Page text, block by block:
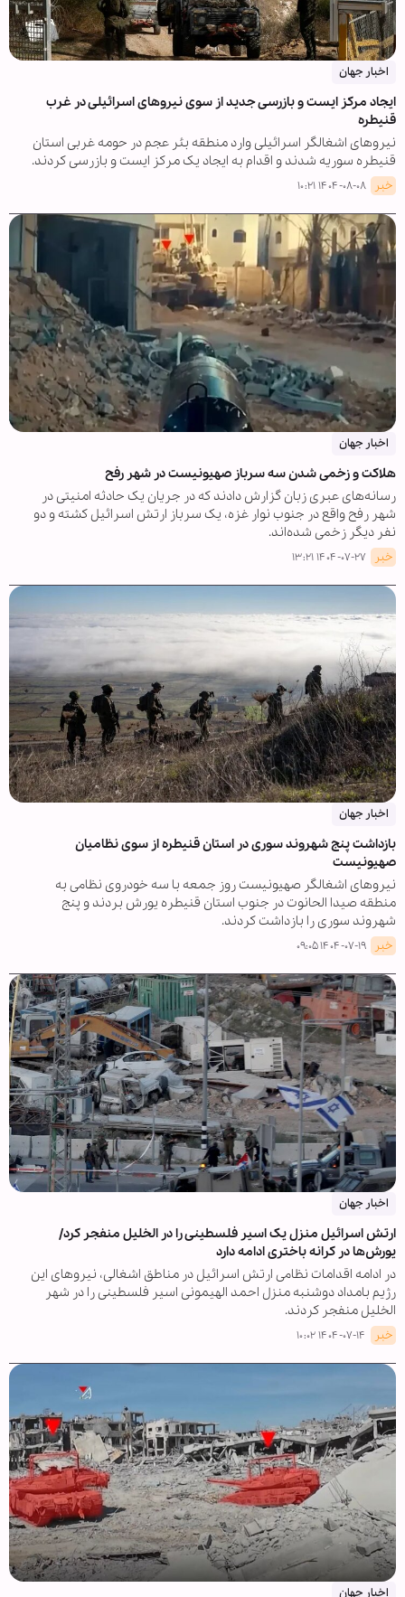
اخبار جهان
ایجاد مرکز ایست و بازرسی جدید از سوی نیروهای اسرائیلی در غرب
قنیطره
نیروهای اشغالگر اسرائیلی وارد منطقه بئر عجم در حومه غربی استان
قنیطره سوریه شدند و اقدام به ایجاد یک مرکز ایست و بازرسی کردند.
خبر ۱۴۰۴-۰۸-۰۸ ۱۰:۲۱
اخبار جهان
هلاکت و زخمی شدن سه سرباز صهیونیست در شهر رفح
رسانه‌های عبری زبان گزارش دادند که در جریان یک حادثه امنیتی در
شهر رفح واقع در جنوب نوار غزه، یک سرباز ارتش اسرائیل کشته و دو
نفر دیگر زخمی شده‌اند.
خبر ۱۴۰۴-۰۷-۲۷ ۱۳:۲۱
اخبار جهان
بازداشت پنج شهروند سوری در استان قنیطره از سوی نظامیان
صهیونیست
نیروهای اشغالگر صهیونیست روز جمعه با سه خودروی نظامی به
منطقه صیدا الحانوت در جنوب استان قنیطره یورش بردند و پنج
شهروند سوری را بازداشت کردند.
خبر ۱۴۰۴-۰۷-۱۹ ۰۹:۰۵
اخبار جهان
ارتش اسرائیل منزل یک اسیر فلسطینی را در الخلیل منفجر کرد/
یورش‌ها در کرانه باختری ادامه دارد
در ادامه اقدامات نظامی ارتش اسرائیل در مناطق اشغالی، نیروهای این
رژیم بامداد دوشنبه منزل احمد الهیمونی اسیر فلسطینی را در شهر
الخلیل منفجر کردند.
خبر ۱۴۰۴-۰۷-۱۴ ۱۰:۰۲
اخبار جهان